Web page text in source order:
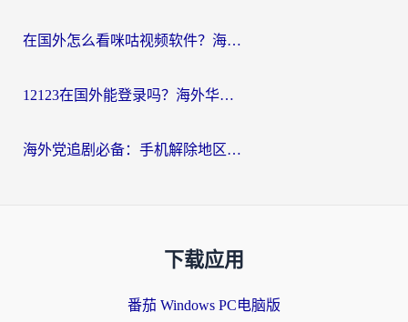
在国外怎么看咪咕视频软件？海外党亲测有效的回国加速方案
12123在国外能登录吗？海外华人必看的回国加速实用指南
海外党追剧必备：手机解除地区限制app怎么选？解决央视视频&国内剧地区限制全指南
下载应用
番茄 Windows PC电脑版